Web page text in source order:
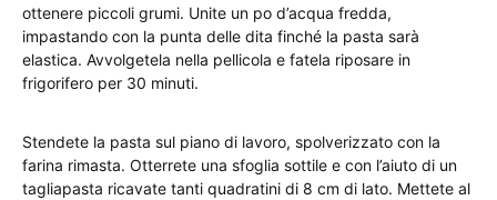
ottenere piccoli grumi. Unite un po d’acqua fredda,
impastando con la punta delle dita finché la pasta sarà
elastica. Avvolgetela nella pellicola e fatela riposare in
frigorifero per 30 minuti.
Stendete la pasta sul piano di lavoro, spolverizzato con la
farina rimasta. Otterrete una sfoglia sottile e con l’aiuto di un
tagliapasta ricavate tanti quadratini di 8 cm di lato. Mettete al